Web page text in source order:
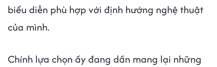
biểu diễn phù hợp với định hướng nghệ thuật
của mình.
Chính lựa chọn ấy đang dần mang lại những